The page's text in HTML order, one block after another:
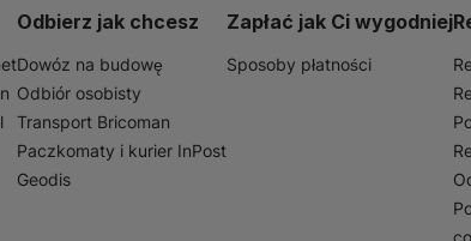
Odbierz jak chcesz
Dowóz na budowę
Odbiór osobisty
Transport Bricoman
Paczkomaty i kurier InPost
Geodis
Zapłać jak Ci wygodniej
Sposoby płatności